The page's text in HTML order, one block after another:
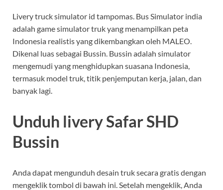
Livery truck simulator id tampomas. Bus Simulator india
adalah game simulator truk yang menampilkan peta
Indonesia realistis yang dikembangkan oleh MALEO.
Dikenal luas sebagai Bussin. Bussin adalah simulator
mengemudi yang menghidupkan suasana Indonesia,
termasuk model truk, titik penjemputan kerja, jalan, dan
banyak lagi.
Unduh livery Safar SHD
Bussin
Anda dapat mengunduh desain truk secara gratis dengan
mengeklik tombol di bawah ini. Setelah mengeklik, Anda